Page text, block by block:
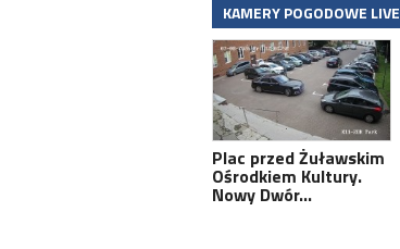
KAMERY POGODOWE LIVE
Plac przed Żuławskim
Ośrodkiem Kultury.
Nowy Dwór…